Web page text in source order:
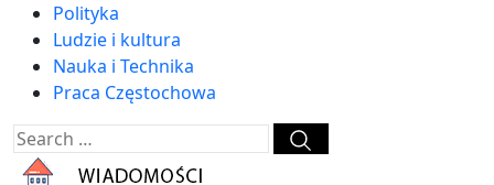
Polityka
Ludzie i kultura
Nauka i Technika
Praca Częstochowa